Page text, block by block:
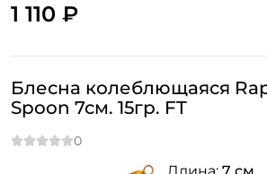
1 110 ₽
Блесна колеблющаяся
Spoon 7см. 15гр. FT